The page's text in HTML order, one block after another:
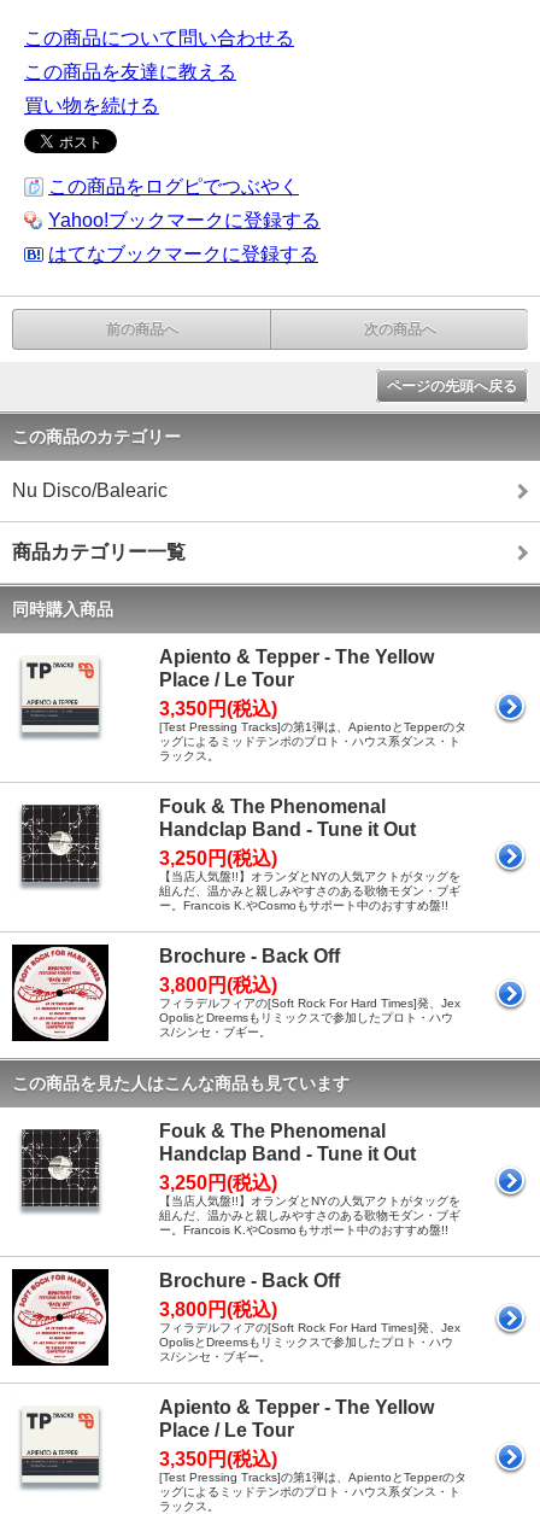
この商品について問い合わせる
この商品を友達に教える
買い物を続ける
この商品をログピでつぶやく
Yahoo!ブックマークに登録する
はてなブックマークに登録する
前の商品へ 次の商品へ
ページの先頭へ戻る
この商品のカテゴリー
Nu Disco/Balearic
商品カテゴリー一覧
同時購入商品
Apiento & Tepper - The Yellow
Place / Le Tour
3,350円(税込)
[Test Pressing Tracks]の第1弾は、ApientoとTepperのタ
ッグによるミッドテンポのプロト・ハウス系ダンス・ト
ラックス。
Fouk & The Phenomenal
Handclap Band - Tune it Out
3,250円(税込)
【当店人気盤!!】オランダとNYの人気アクトがタッグを
組んだ、温かみと親しみやすさのある歌物モダン・ブギ
ー。Francois K.やCosmoもサポート中のおすすめ盤!!
Brochure - Back Off
3,800円(税込)
フィラデルフィアの[Soft Rock For Hard Times]発、Jex
OpolisとDreemsもリミックスで参加したプロト・ハウ
ス/シンセ・ブギー。
この商品を見た人はこんな商品も見ています
Fouk & The Phenomenal
Handclap Band - Tune it Out
3,250円(税込)
【当店人気盤!!】オランダとNYの人気アクトがタッグを
組んだ、温かみと親しみやすさのある歌物モダン・ブギ
ー。Francois K.やCosmoもサポート中のおすすめ盤!!
Brochure - Back Off
3,800円(税込)
フィラデルフィアの[Soft Rock For Hard Times]発、Jex
OpolisとDreemsもリミックスで参加したプロト・ハウ
ス/シンセ・ブギー。
Apiento & Tepper - The Yellow
Place / Le Tour
3,350円(税込)
[Test Pressing Tracks]の第1弾は、ApientoとTepperのタ
ッグによるミッドテンポのプロト・ハウス系ダンス・ト
ラックス。